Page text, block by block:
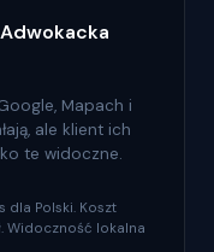
Mapach i
ale klient ich
te widoczne.
dla Polski. Koszt
Widoczność lokalna